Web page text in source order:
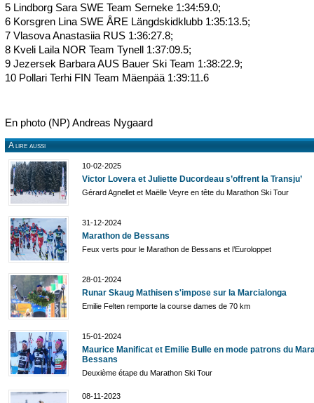
5 Lindborg Sara SWE Team Serneke 1:34:59.0;
6 Korsgren Lina SWE ÅRE Längdskidklubb 1:35:13.5;
7 Vlasova Anastasiia RUS 1:36:27.8;
8 Kveli Laila NOR Team Tynell 1:37:09.5;
9 Jezersek Barbara AUS Bauer Ski Team 1:38:22.9;
10 Pollari Terhi FIN Team Mäenpää 1:39:11.6
En photo (NP) Andreas Nygaard
A lire aussi
10-02-2025
Victor Lovera et Juliette Ducordeau s’offrent la Transju’
Gérard Agnellet et Maëlle Veyre en tête du Marathon Ski Tour
31-12-2024
Marathon de Bessans
Feux verts pour le Marathon de Bessans et l’Euroloppet
28-01-2024
Runar Skaug Mathisen s'impose sur la Marcialonga
Emilie Felten remporte la course dames de 70 km
15-01-2024
Maurice Manificat et Emilie Bulle en mode patrons du
Bessans
Deuxième étape du Marathon Ski Tour
08-11-2023